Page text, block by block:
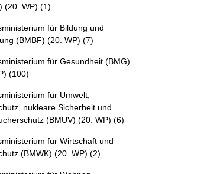
(20. WP) (1)
für Bildung und
(BMBF) (20. WP) (7)
für Gesundheit (BMG)
(100)
für Umwelt,
nukleare Sicherheit und
(BMUV) (20. WP) (6)
für Wirtschaft und
(BMWK) (20. WP) (2)